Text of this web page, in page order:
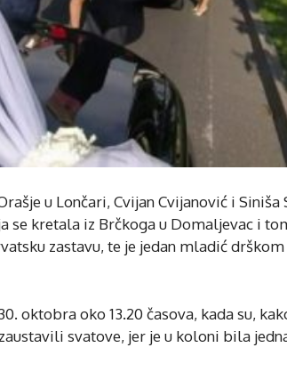
u Lončari, Cvijan Cvijanović i
se kretala iz Brčkoga u Domaljevac i
zastavu, te je jedan mladić
oktobra oko 13.20 časova, kada su,
svatove, jer je u koloni bila